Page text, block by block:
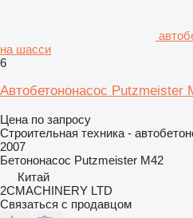
на шасси
6
Автобетононасос Putzmeister
Цена по запросу
Строительная техника -
2007
Бетононасос Putzmeister M42
Китай
2CMACHINERY LTD
Связаться с продавцом